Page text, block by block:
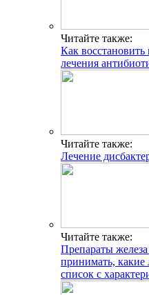
Читайте также:
Как
лечения
Читайте также:
Лечение
Читайте также:
Препараты
принимать,
список с